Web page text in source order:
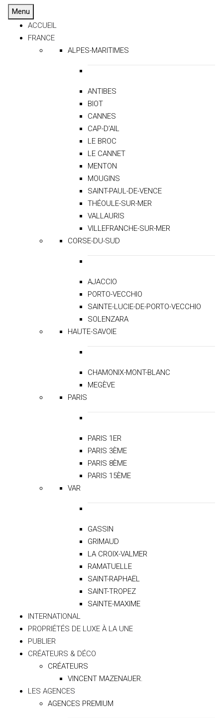
Menu
ACCUEIL
FRANCE
ALPES-MARITIMES
ANTIBES
BIOT
CANNES
CAP-D’AIL
LE BROC
LE CANNET
MENTON
MOUGINS
SAINT-PAUL-DE-VENCE
THÉOULE-SUR-MER
VALLAURIS
VILLEFRANCHE-SUR-MER
CORSE-DU-SUD
AJACCIO
PORTO-VECCHIO
SAINTE-LUCIE-DE-PORTO-VECCHIO
SOLENZARA
HAUTE-SAVOIE
CHAMONIX-MONT-BLANC
MEGÈVE
PARIS
PARIS 1ER
PARIS 3ÈME
PARIS 8ÈME
PARIS 15ÈME
VAR
GASSIN
GRIMAUD
LA CROIX-VALMER
RAMATUELLE
SAINT-RAPHAËL
SAINT-TROPEZ
SAINTE-MAXIME
INTERNATIONAL
PROPRIÉTÉS DE LUXE À LA UNE
PUBLIER
CRÉATEURS & DÉCO
CRÉATEURS
VINCENT MAZENAUER.
LES AGENCES
AGENCES PREMIUM